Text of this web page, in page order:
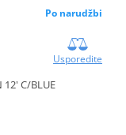
Po narudžbi
Usporedite
12' C/BLUE